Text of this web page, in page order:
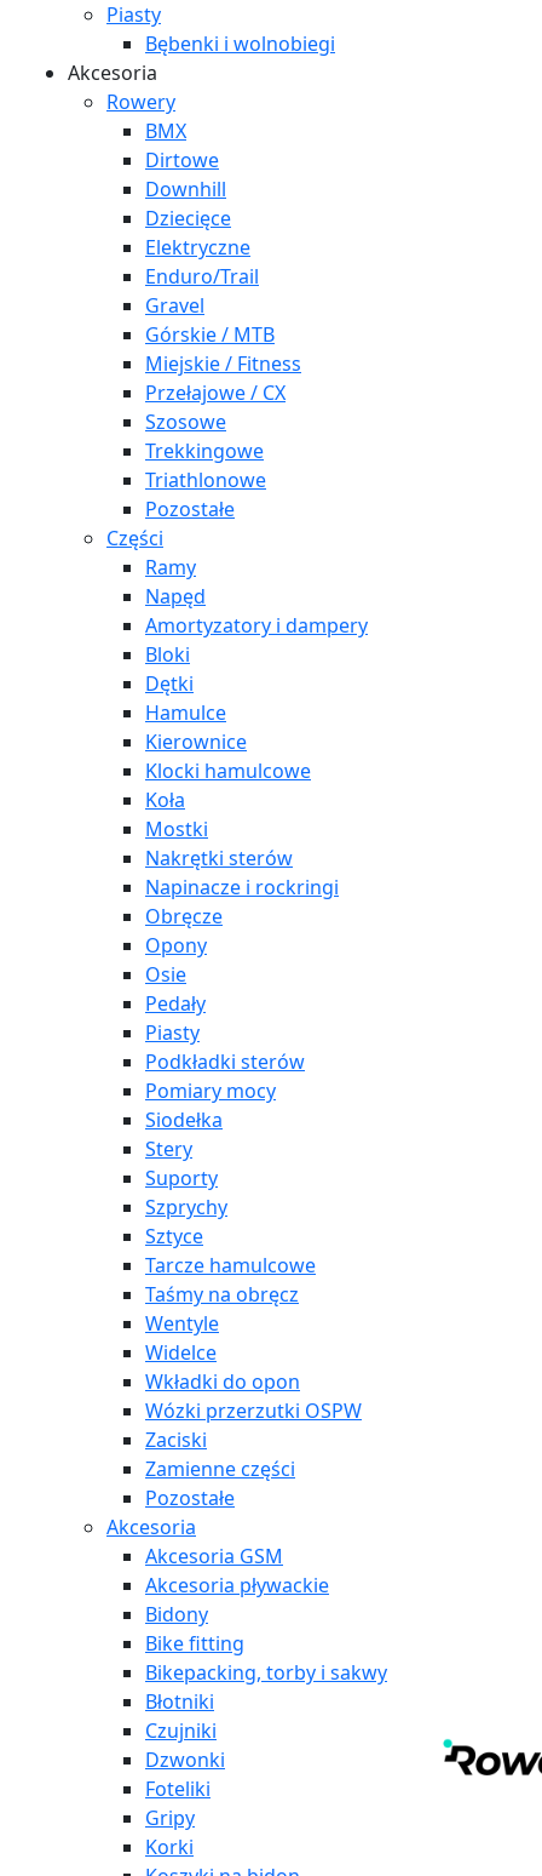
Piasty
Bębenki i wolnobiegi
Akcesoria
Rowery
BMX
Dirtowe
Downhill
Dziecięce
Elektryczne
Enduro/Trail
Gravel
Górskie / MTB
Miejskie / Fitness
Przełajowe / CX
Szosowe
Trekkingowe
Triathlonowe
Pozostałe
Części
Ramy
Napęd
Amortyzatory i dampery
Bloki
Dętki
Hamulce
Kierownice
Klocki hamulcowe
Koła
Mostki
Nakrętki sterów
Napinacze i rockringi
Obręcze
Opony
Osie
Pedały
Piasty
Podkładki sterów
Pomiary mocy
Siodełka
Stery
Suporty
Szprychy
Sztyce
Tarcze hamulcowe
Taśmy na obręcz
Wentyle
Widelce
Wkładki do opon
Wózki przerzutki OSPW
Zaciski
Zamienne części
Pozostałe
Akcesoria
Akcesoria GSM
Akcesoria pływackie
Bidony
Bike fitting
Bikepacking, torby i sakwy
Błotniki
Czujniki
Dzwonki
Foteliki
Gripy
Korki